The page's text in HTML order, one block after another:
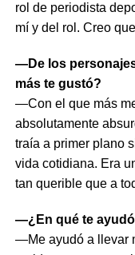
rol de periodista
mí y del rol. Creo
—De los
más te gustó?
—Con el que más
absolutamente
traía a primer plano
vida cotidiana. Era
tan querible que a
—¿En qué te
—Me ayudó a llevar